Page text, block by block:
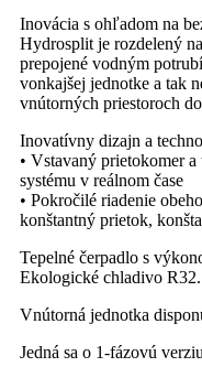
Inovácia s ohľadom na
Hydrosplit je rozdelený
prepojené vodným
vonkajšej jednotke a tak
vnútorných priestoroch
Inovatívny dizajn a
• Vstavaný prietokomer
systému v reálnom čase
• Pokročilé riadenie
konštantný prietok,
Tepelné čerpadlo s
Ekologické chladivo R32.
Vnútorná jednotka
Jedná sa o 1-fázovú